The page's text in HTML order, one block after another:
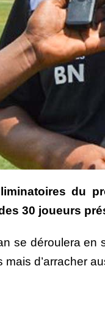
du
30 joueurs
se déroulera en
d’arracher